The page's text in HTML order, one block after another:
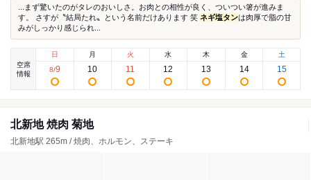
...まず驚いたのがタレのおいしさ。お肉との相性が良く、ついつい箸が進みま
す。 さすが〝結局たれ〟という名前だけあります 笑 ネギ塩タンは肉厚で脂の甘
みがしっかり感じられ...
空席
情報
日
8/9
月
10
火
11
水
12
木
13
金
14
土
15
北新地 焼肉 菊地
北新地駅 265m / 焼肉、ホルモン、ステーキ